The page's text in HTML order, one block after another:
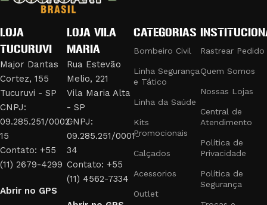
eficiência e segurança em suas operações.
PRODUTOS DE QUALIDADE PARA
PROFISSIONAIS EXIGENTES
Nossa linha de produtos inclui:
Uniformes e Fardamentos:
Desenvolvidos para bombeiros
civis, com materiais resistentes ao fogo e design funcional.
Acessórios Táticos:Como bolsões de perna, jet loaders,
fieis retráteis e trançados, que oferecem praticidade e
segurança em missões táticas.
Equipamentos de Segurança: Cassetetes, bastões e tonfas,
essenciais para profissionais de segurança e escolta.
LOJA
TUCURUVI
Major Dantas
Cortez, 155
Tucuruvi - SP
CNPJ:
09.285.251/0002-
15
Contato: +55
(11) 2679-4299
Abrir no GPS
LOJA VILA
MARIA
Rua Estevão
Melio, 221
Vila Maria Alta
- SP
CNPJ:
09.285.251/0001-
34
Contato: +55
(11) 4562-7334
CATEGORIAS
Bombeiro Civil
Linha Segurança
e Tático
Linha da Saúde
Kits
Promocionais
Calçados
Acessorios
Outlet
Rastrear Pedido
Quem Somos
Nossas Lojas
Central de
Atendimento
Política de
Privacidade
Política de
Segurança